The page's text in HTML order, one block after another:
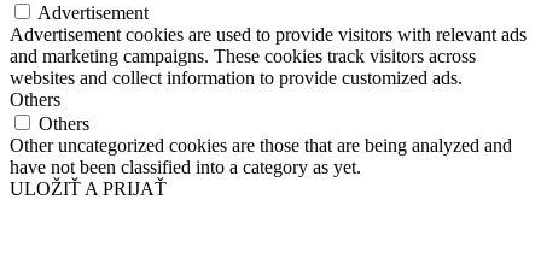
Advertisement
Advertisement cookies are used to provide visitors with relevant ads
and marketing campaigns. These cookies track visitors across
websites and collect information to provide customized ads.
Others
Others
Other uncategorized cookies are those that are being analyzed and
have not been classified into a category as yet.
ULOŽIŤ A PRIJAŤ